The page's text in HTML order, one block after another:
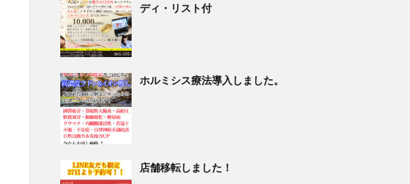
ディ・リスト付
ホルミシス療法導入しました。
店舗移転しました！